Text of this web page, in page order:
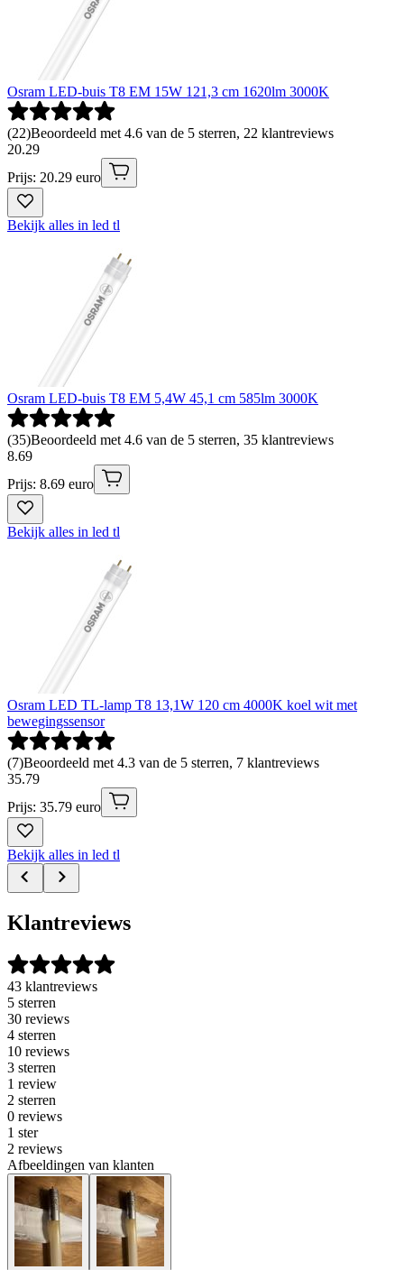
Osram LED-buis T8 EM 15W 121,3 cm 1620lm 3000K
(22)Beoordeeld met 4.6 van de 5 sterren, 22 klantreviews
20.29
Prijs: 20.29 euro
Bekijk alles in led tl
Osram LED-buis T8 EM 5,4W 45,1 cm 585lm 3000K
(35)Beoordeeld met 4.6 van de 5 sterren, 35 klantreviews
8.69
Prijs: 8.69 euro
Bekijk alles in led tl
Osram LED TL-lamp T8 13,1W 120 cm 4000K koel wit met
bewegingssensor
(7)Beoordeeld met 4.3 van de 5 sterren, 7 klantreviews
35.79
Prijs: 35.79 euro
Bekijk alles in led tl
Klantreviews
43 klantreviews
5 sterren
30 reviews
4 sterren
10 reviews
3 sterren
1 review
2 sterren
0 reviews
1 ster
2 reviews
Afbeeldingen van klanten